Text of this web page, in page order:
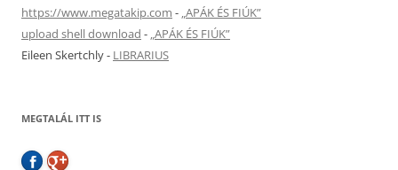
https://www.megatakip.com - „APÁK ÉS FIÚK”
upload shell download - „APÁK ÉS FIÚK”
Eileen Skertchly- LIBRARIUS
MEGTALÁL ITT IS